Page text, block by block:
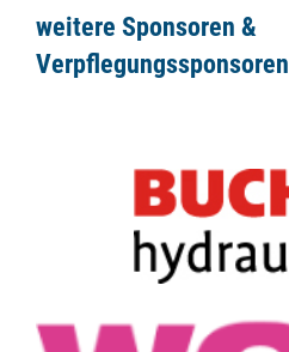
weitere Sponsoren &
Verpflegungssponsoren